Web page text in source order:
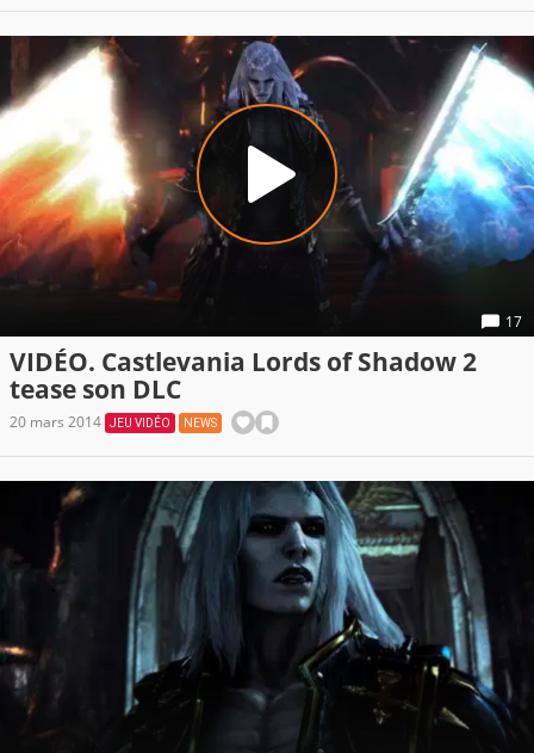
17
VIDÉO. Castlevania Lords of Shadow 2
tease son DLC
20 mars 2014 JEU VIDÉO NEWS